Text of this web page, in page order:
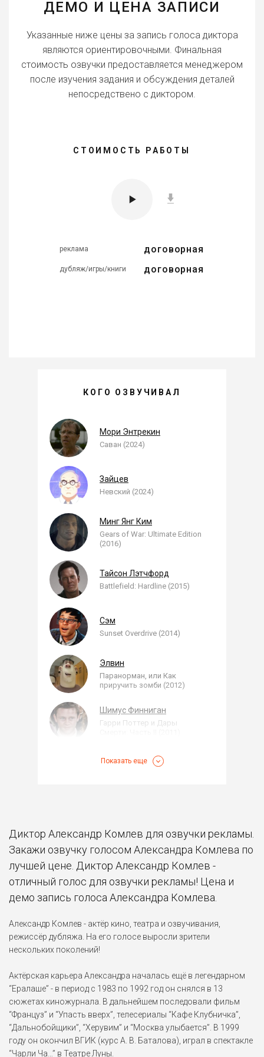
ДЕМО И ЦЕНА ЗАПИСИ
Указанные ниже цены за запись голоса диктора
являются ориентировочными. Финальная
стоимость озвучки предоставляется менеджером
после изучения задания и обсуждения деталей
непосредствено с диктором.
СТОИМОСТЬ РАБОТЫ
реклама договорная
дубляж/игры/книги договорная
АЛЕКСАНДР КОМЛЕВ —
КОГО ОЗВУЧИВАЛ
Мори Энтрекин
Саван (2024)
Зайцев
Невский (2024)
Минг Янг Ким
Gears of War: Ultimate Edition
(2016)
Тайсон Лэтчфорд
Battlefield: Hardline (2015)
Сэм
Sunset Overdrive (2014)
Элвин
Паранорман, или Как
приручить зомби (2012)
Шимус Финниган
Гарри Поттер и Дары
Дэвид Монтес
Терренс Свитуотер
Battlefield: Bad Company 2
(2010)
Крис Д'Амико
Эллис
Left 4 Dead 2 (2009)
Макс
Arthur and the Revenge of
Показать еще
Диктор Александр Комлев для озвучки рекламы.
Закажи озвучку голосом Александра Комлева по
лучшей цене. Диктор Александр Комлев -
отличный голос для озвучки рекламы! Цена и
демо запись голоса Александра Комлева.
Александр Комлев - актёр кино, театра и озвучивания,
режиссёр дубляжа. На его голосе выросли зрители
нескольких поколений!
Актёрская карьера Александра началась ещё в легендарном
“Ералаше” - в период с 1983 по 1992 год он снялся в 13
сюжетах киножурнала. В дальнейшем последовали фильм
“Француз” и “Упасть вверх”, телесериалы “Кафе Клубничка”,
“Дальнобойщики”, “Херувим” и “Москва улыбается”. В 1999
году он окончил ВГИК (курс А. В. Баталова), играл в спектакле
“Чарли Ча…” в Театре Луны.